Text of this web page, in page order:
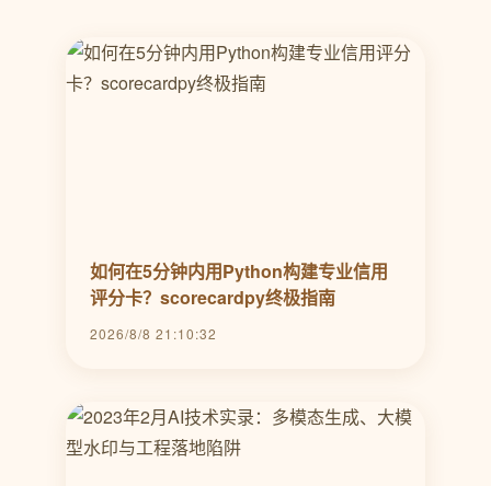
如何在5分钟内用Python构建专业信用
评分卡？scorecardpy终极指南
2026/8/8 21:10:32